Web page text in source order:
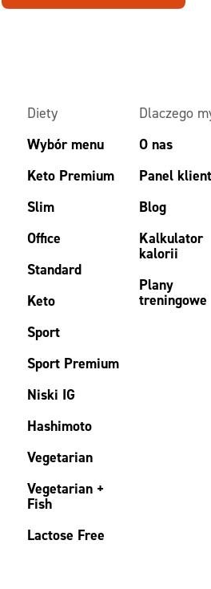
Diety
Wybór menu
Keto Premium
Slim
Office
Standard
Keto
Sport
Sport Premium
Niski IG
Hashimoto
Vegetarian
Vegetarian +
Fish
Lactose Free
Dlaczego
O nas
Panel
Blog
Kalkulator
kalorii
Plany
treningowe